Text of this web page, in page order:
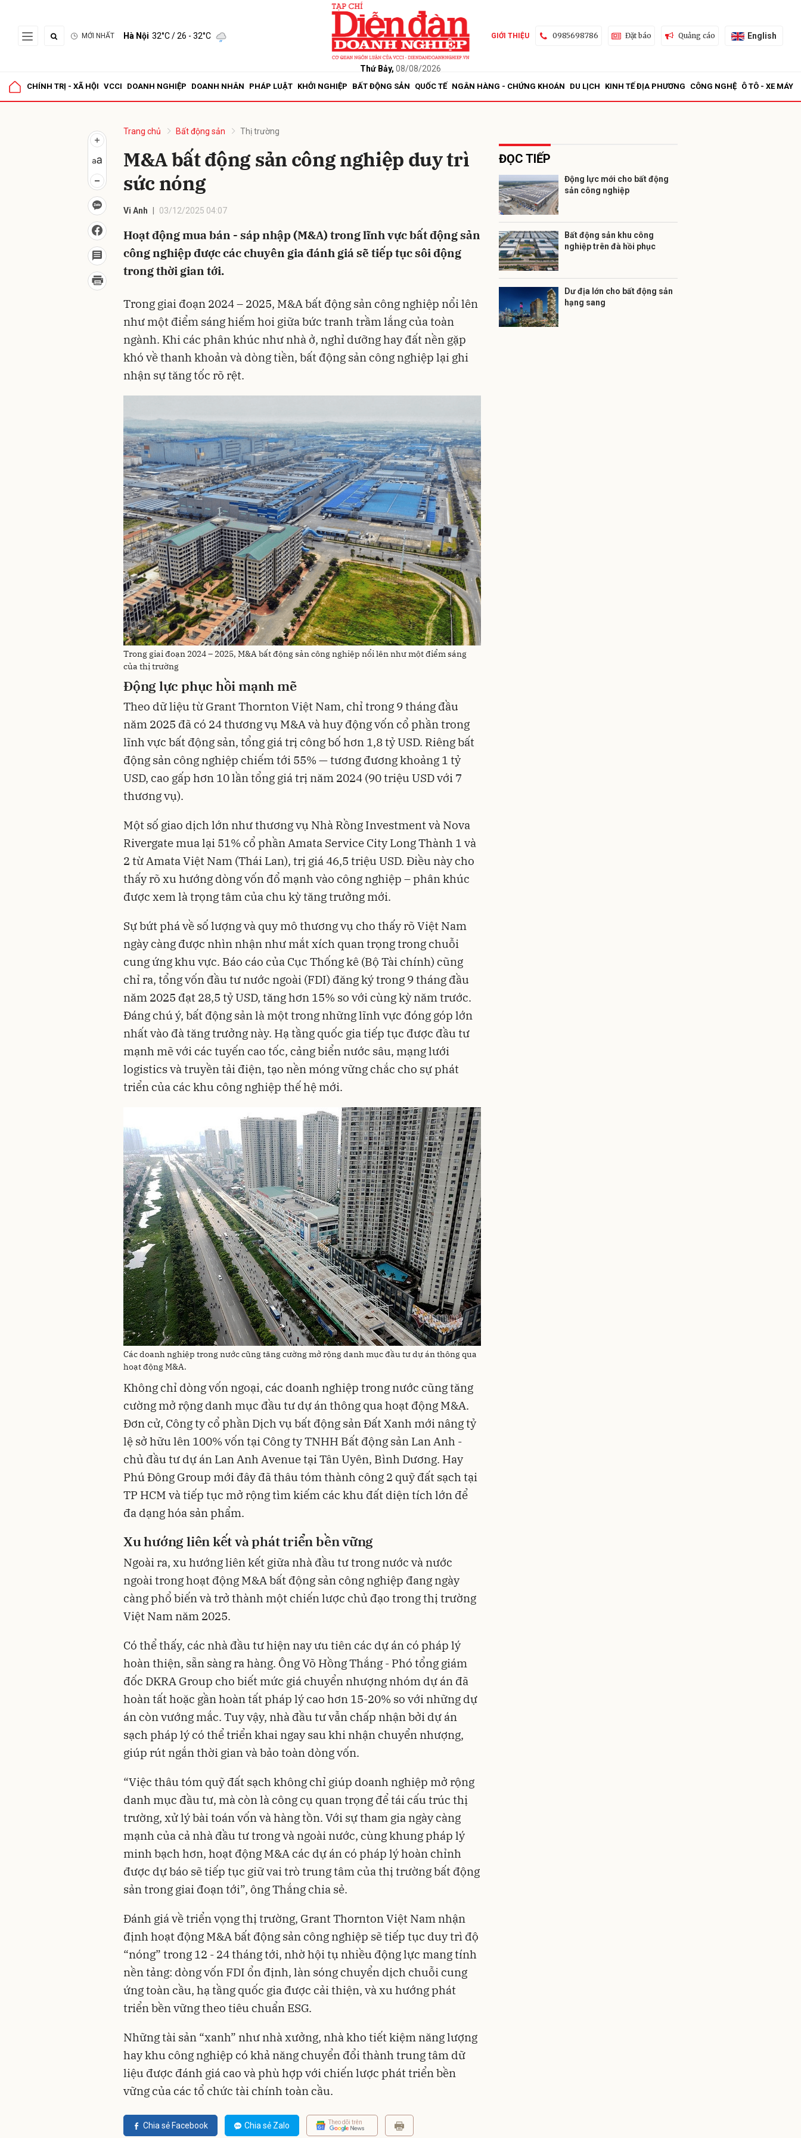
MỚI NHẤT Hà Nội 32°C/ 26 - 32°C
Thứ Bảy, 08/08/2026
GIỚI THIỆU 0985698786 Đặt báo Quảng cáo English
CHÍNH TRỊ - XÃ HỘI VCCI DOANH NGHIỆP DOANH NHÂN PHÁP LUẬT KHỞI NGHIỆP BẤT ĐỘNG SẢN QUỐC TẾ NGÂN HÀNG - CHỨNG KHOÁN DU LỊCH KINH TẾ ĐỊA PHƯƠNG CÔNG NGHỆ Ô TÔ - XE MÁY
Trang chủ Bất động sản Thị trường
M&A bất động sản công nghiệp duy trì
sức nóng
Vi Anh 03/12/2025 04:07
Hoạt động mua bán - sáp nhập (M&A) trong lĩnh vực bất động sản
công nghiệp được các chuyên gia đánh giá sẽ tiếp tục sôi động
trong thời gian tới.
Trong giai đoạn 2024 – 2025, M&A bất động sản công nghiệp nổi lên
như một điểm sáng hiếm hoi giữa bức tranh trầm lắng của toàn
ngành. Khi các phân khúc như nhà ở, nghỉ dưỡng hay đất nền gặp
khó về thanh khoản và dòng tiền, bất động sản công nghiệp lại ghi
nhận sự tăng tốc rõ rệt.
Trong giai đoạn 2024 – 2025, M&A bất động sản công nghiệp nổi lên như một điểm sáng
của thị trường
Động lực phục hồi mạnh mẽ
Theo dữ liệu từ Grant Thornton Việt Nam, chỉ trong 9 tháng đầu
năm 2025 đã có 24 thương vụ M&A và huy động vốn cổ phần trong
lĩnh vực bất động sản, tổng giá trị công bố hơn 1,8 tỷ USD. Riêng bất
động sản công nghiệp chiếm tới 55% — tương đương khoảng 1 tỷ
USD, cao gấp hơn 10 lần tổng giá trị năm 2024 (90 triệu USD với 7
thương vụ).
Một số giao dịch lớn như thương vụ Nhà Rồng Investment và Nova
Rivergate mua lại 51% cổ phần Amata Service City Long Thành 1 và
2 từ Amata Việt Nam (Thái Lan), trị giá 46,5 triệu USD. Điều này cho
thấy rõ xu hướng dòng vốn đổ mạnh vào công nghiệp – phân khúc
được xem là trọng tâm của chu kỳ tăng trưởng mới.
Sự bứt phá về số lượng và quy mô thương vụ cho thấy rõ Việt Nam
ngày càng được nhìn nhận như mắt xích quan trọng trong chuỗi
cung ứng khu vực. Báo cáo của Cục Thống kê (Bộ Tài chính) cũng
chỉ ra, tổng vốn đầu tư nước ngoài (FDI) đăng ký trong 9 tháng đầu
năm 2025 đạt 28,5 tỷ USD, tăng hơn 15% so với cùng kỳ năm trước.
Đáng chú ý, bất động sản là một trong những lĩnh vực đóng góp lớn
nhất vào đà tăng trưởng này. Hạ tầng quốc gia tiếp tục được đầu tư
mạnh mẽ với các tuyến cao tốc, cảng biển nước sâu, mạng lưới
logistics và truyền tải điện, tạo nền móng vững chắc cho sự phát
triển của các khu công nghiệp thế hệ mới.
Các doanh nghiệp trong nước cũng tăng cường mở rộng danh mục đầu tư dự án thông qua
hoạt động M&A.
Không chỉ dòng vốn ngoại, các doanh nghiệp trong nước cũng tăng
cường mở rộng danh mục đầu tư dự án thông qua hoạt động M&A.
Đơn cử, Công ty cổ phần Dịch vụ bất động sản Đất Xanh mới nâng tỷ
lệ sở hữu lên 100% vốn tại Công ty TNHH Bất động sản Lan Anh -
chủ đầu tư dự án Lan Anh Avenue tại Tân Uyên, Bình Dương. Hay
Phú Đông Group mới đây đã thâu tóm thành công 2 quỹ đất sạch tại
TP HCM và tiếp tục mở rộng tìm kiếm các khu đất diện tích lớn để
đa dạng hóa sản phẩm.
Xu hướng liên kết và phát triển bền vững
Ngoài ra, xu hướng liên kết giữa nhà đầu tư trong nước và nước
ngoài trong hoạt động M&A bất động sản công nghiệp đang ngày
càng phổ biến và trở thành một chiến lược chủ đạo trong thị trường
Việt Nam năm 2025.
Có thể thấy, các nhà đầu tư hiện nay ưu tiên các dự án có pháp lý
hoàn thiện, sẵn sàng ra hàng. Ông Võ Hồng Thắng - Phó tổng giám
đốc DKRA Group cho biết mức giá chuyển nhượng nhóm dự án đã
hoàn tất hoặc gần hoàn tất pháp lý cao hơn 15-20% so với những dự
án còn vướng mắc. Tuy vậy, nhà đầu tư vẫn chấp nhận bởi dự án
sạch pháp lý có thể triển khai ngay sau khi nhận chuyển nhượng,
giúp rút ngắn thời gian và bảo toàn dòng vốn.
“Việc thâu tóm quỹ đất sạch không chỉ giúp doanh nghiệp mở rộng
danh mục đầu tư, mà còn là công cụ quan trọng để tái cấu trúc thị
trường, xử lý bài toán vốn và hàng tồn. Với sự tham gia ngày càng
mạnh của cả nhà đầu tư trong và ngoài nước, cùng khung pháp lý
minh bạch hơn, hoạt động M&A các dự án có pháp lý hoàn chỉnh
được dự báo sẽ tiếp tục giữ vai trò trung tâm của thị trường bất động
sản trong giai đoạn tới”, ông Thắng chia sẻ.
Đánh giá về triển vọng thị trường, Grant Thornton Việt Nam nhận
định hoạt động M&A bất động sản công nghiệp sẽ tiếp tục duy trì độ
“nóng” trong 12 - 24 tháng tới, nhờ hội tụ nhiều động lực mang tính
nền tảng: dòng vốn FDI ổn định, làn sóng chuyển dịch chuỗi cung
ứng toàn cầu, hạ tầng quốc gia được cải thiện, và xu hướng phát
triển bền vững theo tiêu chuẩn ESG.
Những tài sản “xanh” như nhà xưởng, nhà kho tiết kiệm năng lượng
hay khu công nghiệp có khả năng chuyển đổi thành trung tâm dữ
liệu được đánh giá cao và phù hợp với chiến lược phát triển bền
vững của các tổ chức tài chính toàn cầu.
Chia sẻ Facebook Chia sẻ Zalo Theo dõi trên
ĐỌC TIẾP
Động lực mới cho bất động
sản công nghiệp
Bất động sản khu công
nghiệp trên đà hồi phục
Dư địa lớn cho bất động sản
hạng sang
Gửi